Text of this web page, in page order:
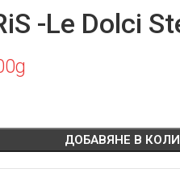
-Le Dolci
ДОБАВЯНЕ В